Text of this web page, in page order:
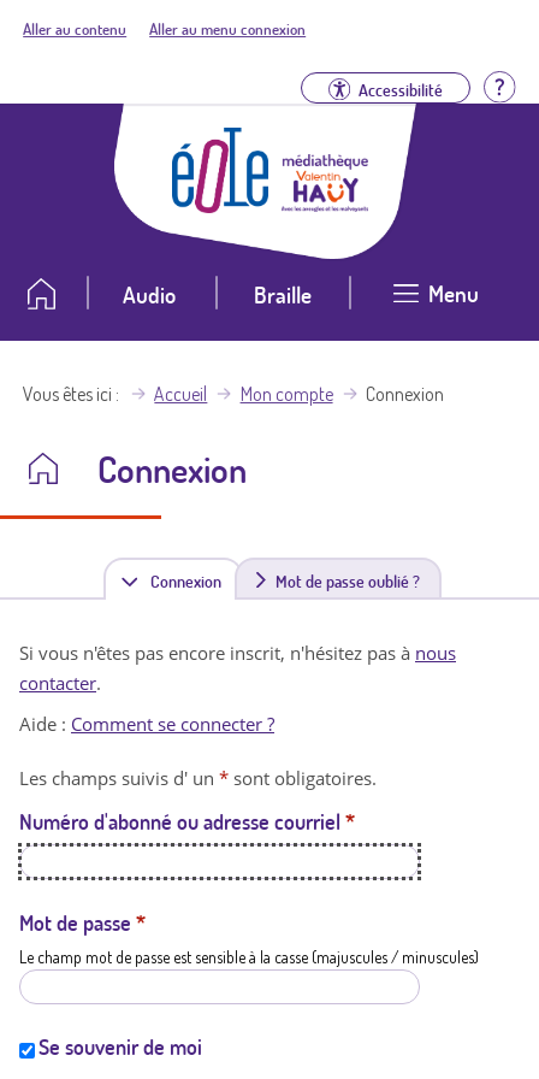
Aller au contenu Aller au menu connexion
Accessibilité
Audio Braille Menu
Vous êtes ici Accueil Mon compte Connexion
Connexion
Connexion(
n
t
a
t
i
Mot de passe oublié ?
Si vous n'êtes pas encore inscrit, n'hésitez pas à nous
contacter.
Aide : Comment se connecter ?
Les champs suivis d' un * sont obligatoires.
Numéro d'abonné ou adresse courriel *
Mot de passe *
Le champ mot de passe est sensible à la casse (majuscules / minuscules)
Se souvenir de moi